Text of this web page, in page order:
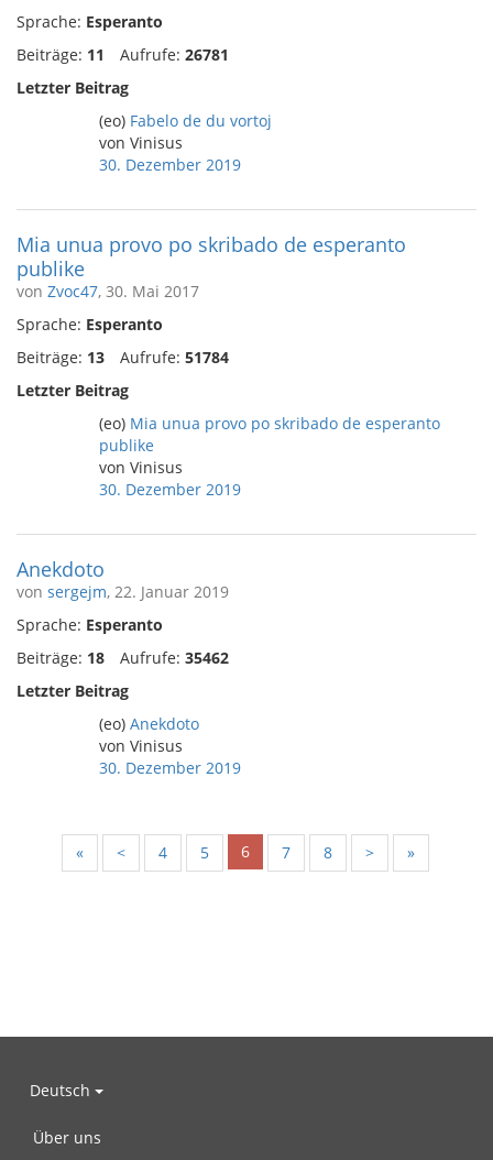
Sprache: Esperanto
Beiträge: 11 Aufrufe: 26781
Letzter Beitrag
(eo) Fabelo de du vortoj
von Vinisus
30. Dezember 2019
Mia unua provo po skribado de esperanto
publike
von Zvoc47, 30. Mai 2017
Sprache: Esperanto
Beiträge: 13 Aufrufe: 51784
Letzter Beitrag
(eo) Mia unua provo po skribado de esperanto
publike
von Vinisus
30. Dezember 2019
Anekdoto
von sergejm, 22. Januar 2019
Sprache: Esperanto
Beiträge: 18 Aufrufe: 35462
Letzter Beitrag
(eo) Anekdoto
von Vinisus
30. Dezember 2019
« < 4 5 6 7 8 > »
Deutsch
Über uns